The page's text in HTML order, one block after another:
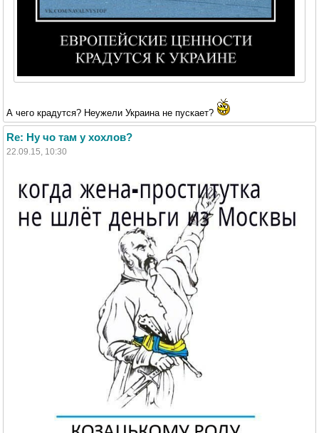
А чего крадутся? Неужели Украина не пускает?
Re: Ну чо там у хохлов?
22.09.15, 10:30